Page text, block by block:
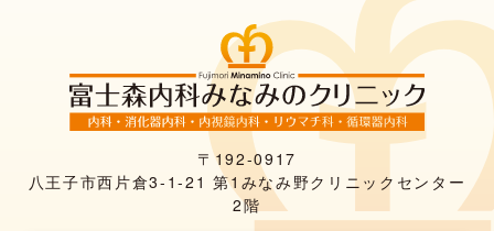
〒192-0917
八王子市西片倉3-1-21 第1みなみ野クリニックセンター
2階